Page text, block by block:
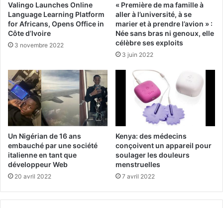
Valingo Launches Online
Language Learning Platform
for Africans, Opens Office in
Côte d’Ivoire
3 novembre 2022
« Première de ma famille à
aller à l’université, à se
marier et à prendre l’avion » :
Née sans bras ni genoux, elle
célèbre ses exploits
3 juin 2022
Un Nigérian de 16 ans
embauché par une société
italienne en tant que
développeur Web
20 avril 2022
Kenya: des médecins
conçoivent un appareil pour
soulager les douleurs
menstruelles
7 avril 2022